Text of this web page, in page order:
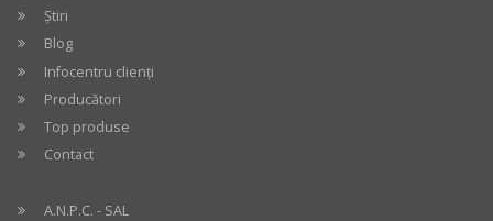
Știri
Blog
Infocentru clienți
Producători
Top produse
Contact
A.N.P.C. - SAL